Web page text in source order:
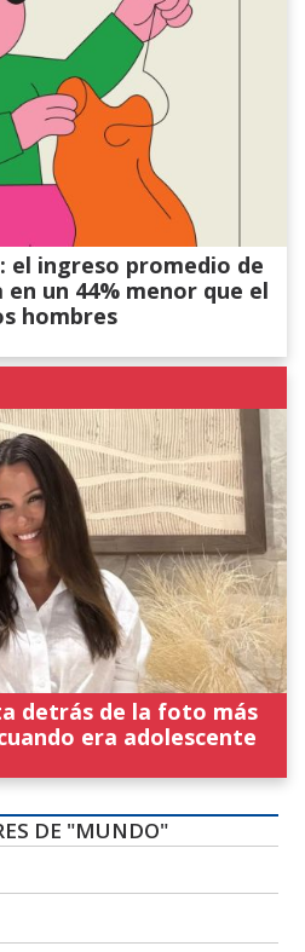
el ingreso promedio de
un 44% menor que el
hombres
detrás de la foto más
era adolescente
DE "MUNDO"